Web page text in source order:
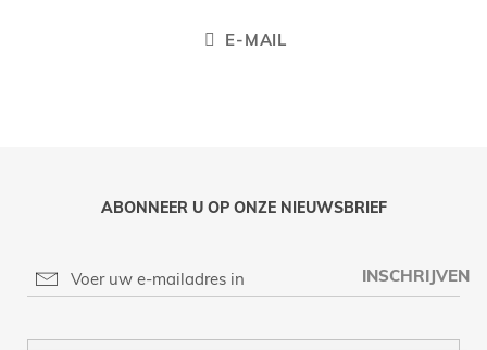
E-MAIL
ABONNEER U OP ONZE NIEUWSBRIEF
INSCHRIJVEN